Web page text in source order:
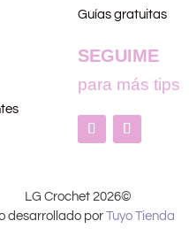
Guías gratuitas
SEGUIME
para más tips
LG Crochet 2026©
desarrollado por Tuyo Tienda